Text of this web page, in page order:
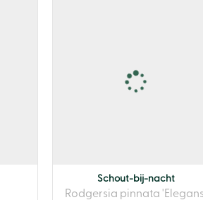
Schout-bij-nacht
Rodgersia pinnata